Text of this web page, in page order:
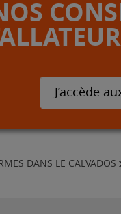
J’accède
DANS LE CALVADOS